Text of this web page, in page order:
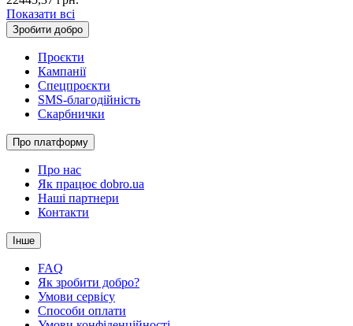
Показати всі
Зробити добро
Проєкти
Кампанії
Спецпроєкти
SMS-благодійність
Скарбнички
Про платформу
Про нас
Як працює dobro.ua
Наші партнери
Контакти
Інше
FAQ
Як зробити добро?
Умови сервісу
Способи оплати